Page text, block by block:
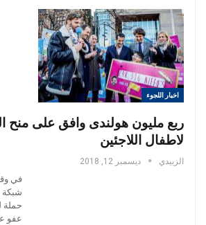
اخبار اللجوء
ربع مليون هولندى وافق على منح
لاطفال اللاجئين
الزبيدي ديسمبر 12, 2018
في
شبكة
حملة
عفو